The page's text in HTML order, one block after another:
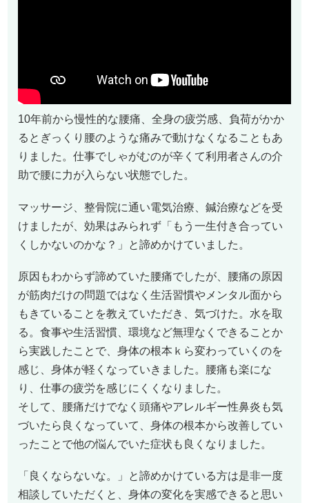
10年前から慢性的な腰痛、全身の疲労感、負荷がかか
るとぎっくり腰のような痛みで動けなくなることもあ
りました。仕事でしゃがむのが辛くて利用者さんの介
助で腰に力が入らない状態でした。
マッサージ、整骨院に通い電気治療、鍼治療などを受
けましたが、効果はみられず「もう一生付き合ってい
くしかないのかな？」と諦めかけていました。
原因もわからず諦めていた腰痛でしたが、腰痛の原因
が筋肉だけの問題ではなく生活習慣やメンタル面から
もきていることを教えていただき、気づけた。水を取
る。食事や生活習慣、環境など無理なくできることか
ら実践したことで、身体の根本ｋら変わっていくのを
感じ、身体が軽くなっていきました。腰痛も楽にな
り、仕事の疲労を感じにくくなりました。
そして、腰痛だけでなく頭痛やアレルギー性鼻炎も気
づいたら良くなっていて、身体の根本から改善してい
ったことで他の悩んでいた症状も良くなりました。
「良くならないな。」と諦めかけている方は是非一度
相談していただくと、身体の変化を実感できると思い